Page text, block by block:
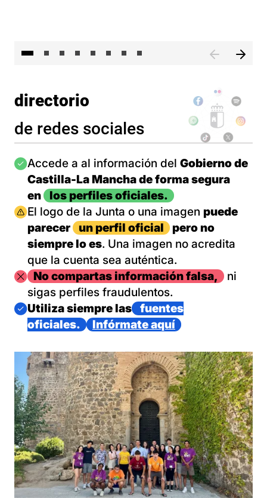
directorio
de redes sociales
Imagen
Accede a al información del Gobierno de
Castilla-La Mancha de forma segura
en
los perfiles oficiales.
Imagen
El logo de la Junta o una imagen puede
parecer
un perfil oficial
pero no
siempre lo es. Una imagen no acredita
que la cuenta sea auténtica.
ImagenNo compartas información falsa,
ni
sigas perfiles fraudulentos.
Imagen
Utiliza siempre las
fuentes
oficiales.
Infórmate aquí